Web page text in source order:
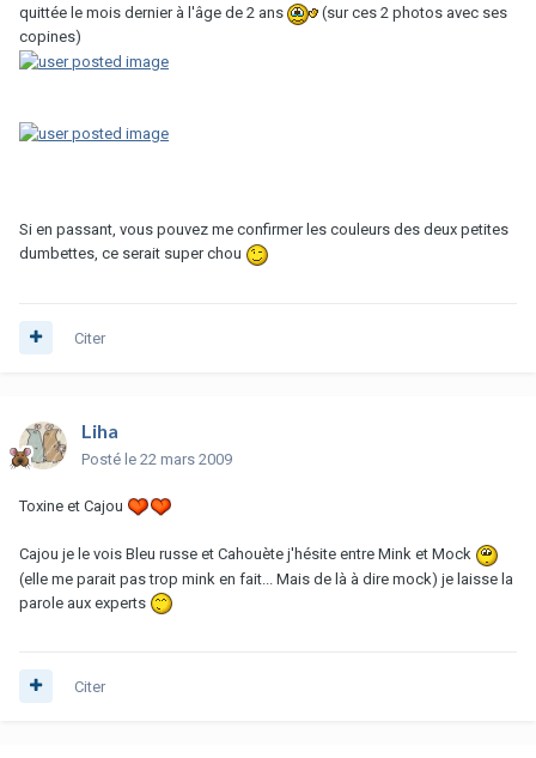
quittée le mois dernier à l'âge de 2 ans
(sur ces 2 photos avec ses
copines)
Si en passant, vous pouvez me confirmer les couleurs des deux petites
dumbettes, ce serait super chou
Citer
Liha
Posté le 22 mars 2009
Toxine et Cajou
Cajou je le vois Bleu russe et Cahouète j'hésite entre Mink et Mock
(elle me parait pas trop mink en fait... Mais de là à dire mock) je laisse la
parole aux experts
Citer